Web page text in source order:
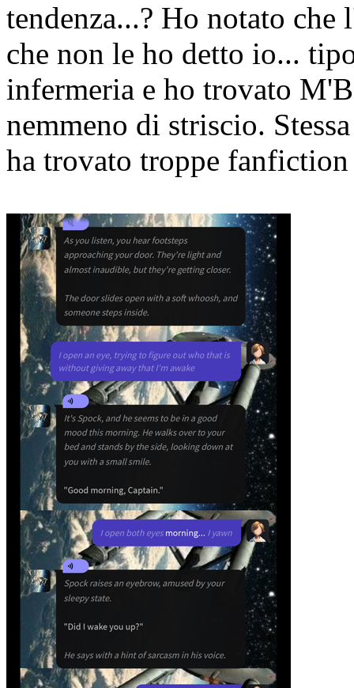
tendenza...? Ho notato che
che non le ho detto io...
infermeria e ho trovato
nemmeno di striscio.
ha trovato troppe